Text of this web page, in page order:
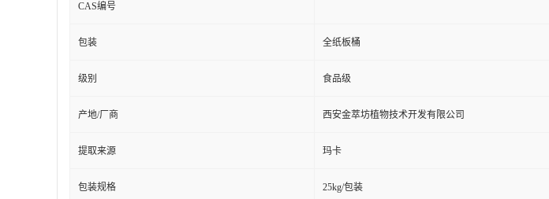
CAS编号
包装 全纸板桶
级别 食品级
产地/厂商 西安金萃坊植物技术开发有限公司
提取来源 玛卡
包装规格 25kg/包装